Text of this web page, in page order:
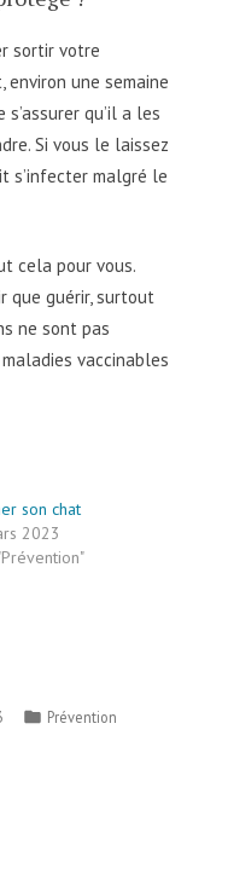
sortir votre
environ une semaine
qu’il a les
Si vous le laissez
s’infecter malgré le
cela pour vous.
que guérir, surtout
ne sont pas
vaccinables
son chat
2023
Prévention